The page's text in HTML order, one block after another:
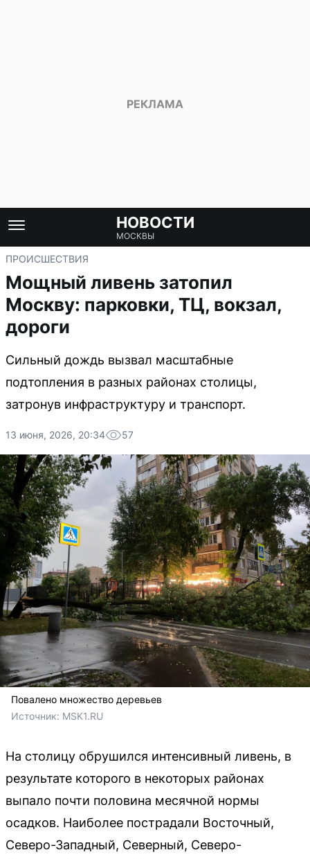
НОВОСТИ
МОСКВЫ
ПРОИСШЕСТВИЯ
Мощный ливень затопил
Москву: парковки, ТЦ, вокзал,
дороги
Сильный дождь вызвал масштабные
подтопления в разных районах столицы,
затронув инфраструктуру и транспорт.
13 июня, 2026, 20:34 57
Повалено множество деревьев
Источник: MSK1.RU
На столицу обрушился интенсивный ливень, в
результате которого в некоторых районах
выпало почти половина месячной нормы
осадков. Наиболее пострадали Восточный,
Северо-Западный, Северный, Северо-